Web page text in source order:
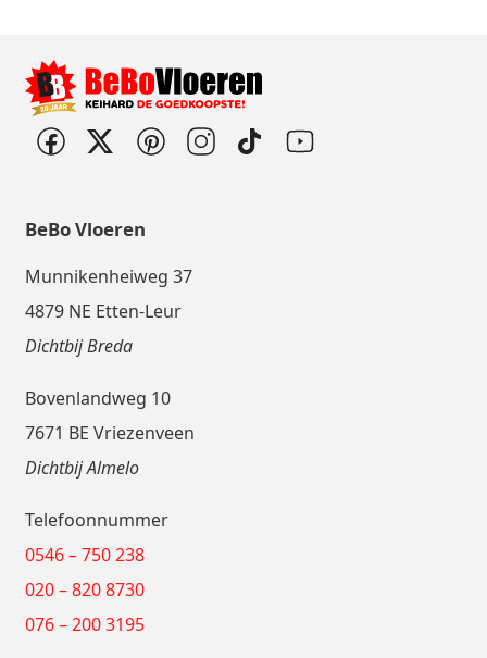
BeBo Vloeren
Munnikenheiweg 37
4879 NE Etten-Leur
Dichtbij Breda
Bovenlandweg 10
7671 BE Vriezenveen
Dichtbij Almelo
Telefoonnummer
0546 – 750 238
020 – 820 8730
076 – 200 3195